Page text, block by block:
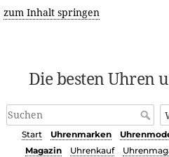
zum Inhalt springen
Die besten Uhren
Start Uhrenmarken
Magazin
Uhrenkauf